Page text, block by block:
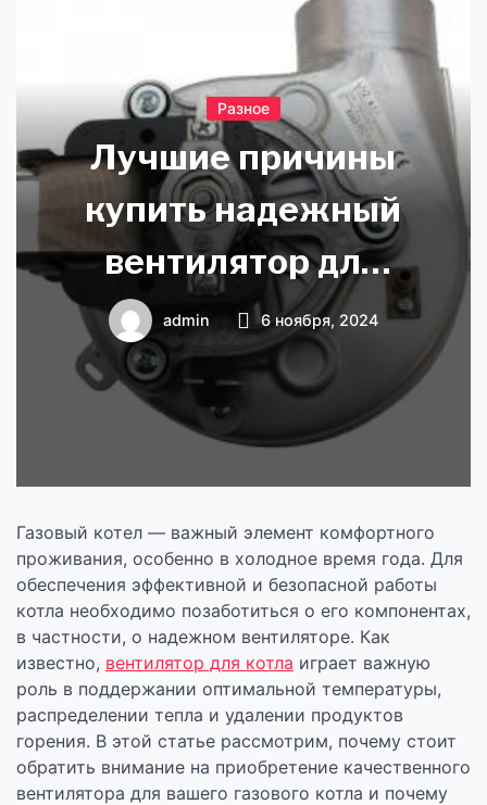
Разное
Лучшие причины
купить надежный
вентилятор для
газового котла
admin 6 ноября, 2024
Газовый котел — важный элемент комфортного
проживания, особенно в холодное время года. Для
обеспечения эффективной и безопасной работы
котла необходимо позаботиться о его компонентах,
в частности, о надежном вентиляторе. Как
известно, вентилятор для котла играет важную
роль в поддержании оптимальной температуры,
распределении тепла и удалении продуктов
горения. В этой статье рассмотрим, почему стоит
обратить внимание на приобретение качественного
вентилятора для вашего газового котла и почему